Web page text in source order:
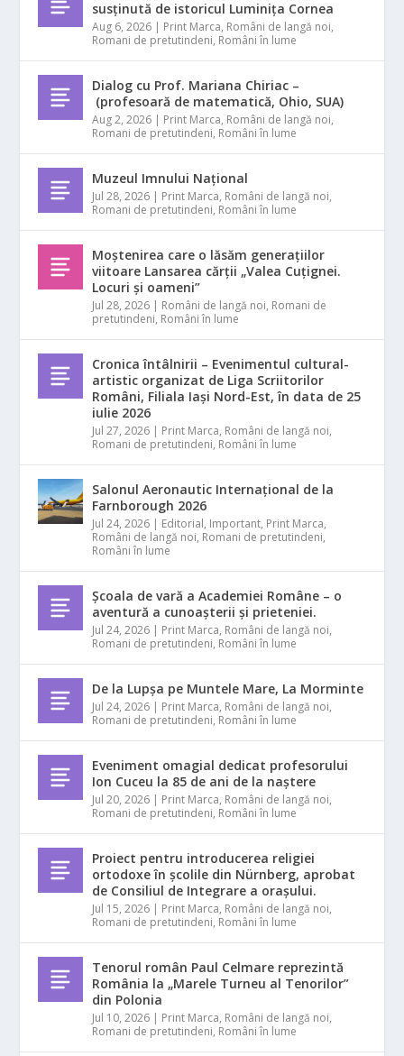
susținută de istoricul Luminița Cornea
Aug 6, 2026 | Print Marca, Români de langă noi,
Romani de pretutindeni, Români în lume
Dialog cu Prof. Mariana Chiriac –
(profesoară de matematică, Ohio, SUA)
Aug 2, 2026 | Print Marca, Români de langă noi,
Romani de pretutindeni, Români în lume
Muzeul Imnului Național
Jul 28, 2026 | Print Marca, Români de langă noi,
Romani de pretutindeni, Români în lume
Moștenirea care o lăsăm generațiilor
viitoare Lansarea cărții „Valea Cuțignei.
Locuri și oameni”
Jul 28, 2026 | Români de langă noi, Romani de
pretutindeni, Români în lume
Cronica întâlnirii – Evenimentul cultural-
artistic organizat de Liga Scriitorilor
Români, Filiala Iași Nord-Est, în data de 25
iulie 2026
Jul 27, 2026 | Print Marca, Români de langă noi,
Romani de pretutindeni, Români în lume
Salonul Aeronautic Internațional de la
Farnborough 2026
Jul 24, 2026 | Editorial, Important, Print Marca,
Români de langă noi, Romani de pretutindeni,
Români în lume
Școala de vară a Academiei Române – o
aventură a cunoașterii și prieteniei.
Jul 24, 2026 | Print Marca, Români de langă noi,
Romani de pretutindeni, Români în lume
De la Lupșa pe Muntele Mare, La Morminte
Jul 24, 2026 | Print Marca, Români de langă noi,
Romani de pretutindeni, Români în lume
Eveniment omagial dedicat profesorului
Ion Cuceu la 85 de ani de la naștere
Jul 20, 2026 | Print Marca, Români de langă noi,
Romani de pretutindeni, Români în lume
Proiect pentru introducerea religiei
ortodoxe în școlile din Nürnberg, aprobat
de Consiliul de Integrare a orașului.
Jul 15, 2026 | Print Marca, Români de langă noi,
Romani de pretutindeni, Români în lume
Tenorul român Paul Celmare reprezintă
România la „Marele Turneu al Tenorilor”
din Polonia
Jul 10, 2026 | Print Marca, Români de langă noi,
Romani de pretutindeni, Români în lume